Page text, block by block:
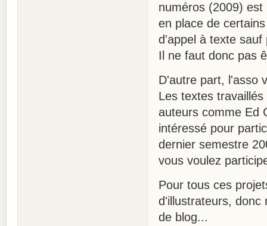
numéros (2009)
en place de
d'appel à texte sauf
Il ne faut donc pas
D'autre part, l'asso
Les textes
auteurs comme Ed
intéressé pour
dernier semestre
vous voulez
Pour tous ces
d'illustrateurs, donc
de blog...